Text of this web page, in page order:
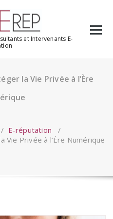
et Intervenants E-
la Vie Privée à l’Ère
/ E-réputation /
Vie Privée à l’Ère Numérique